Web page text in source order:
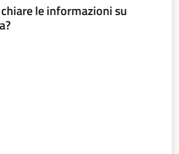
le informazioni su